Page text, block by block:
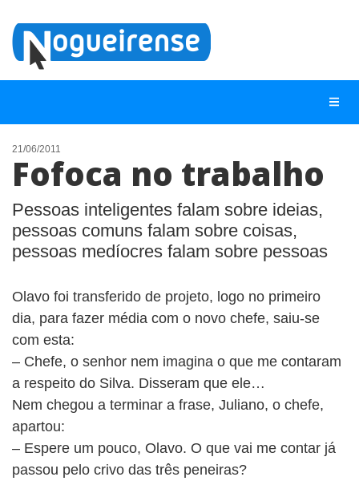
NOTÍCIAS
LISTA DIGITAL
TELEFONES ÚTEIS
QUEM SOMOS
CONTATO
ANUNCIE
BUSCAR
21/06/2011
Fofoca no trabalho
Pessoas inteligentes falam sobre ideias,
pessoas comuns falam sobre coisas,
pessoas medíocres falam sobre pessoas
Olavo foi transferido de projeto, logo no primeiro
dia, para fazer média com o novo chefe, saiu-se
com esta:
– Chefe, o senhor nem imagina o que me contaram
a respeito do Silva. Disseram que ele…
Nem chegou a terminar a frase, Juliano, o chefe,
apartou:
– Espere um pouco, Olavo. O que vai me contar já
passou pelo crivo das três peneiras?